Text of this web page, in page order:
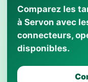
Comparez les
à Servon avec
connecteurs,
disponibles.